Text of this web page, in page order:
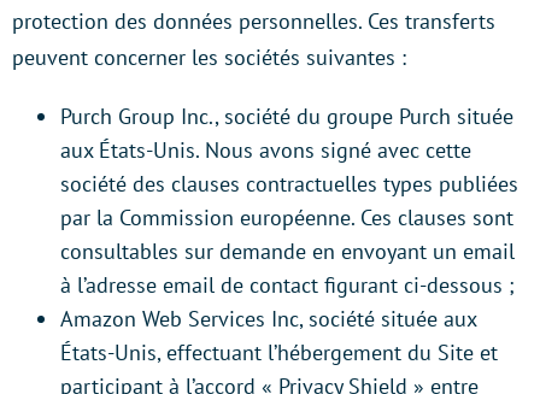
protection des données personnelles. Ces transferts
peuvent concerner les sociétés suivantes :
Purch Group Inc., société du groupe Purch située
aux États-Unis. Nous avons signé avec cette
société des clauses contractuelles types publiées
par la Commission européenne. Ces clauses sont
consultables sur demande en envoyant un email
à l’adresse email de contact figurant ci-dessous ;
Amazon Web Services Inc, société située aux
États-Unis, effectuant l’hébergement du Site et
participant à l’accord « Privacy Shield » entre